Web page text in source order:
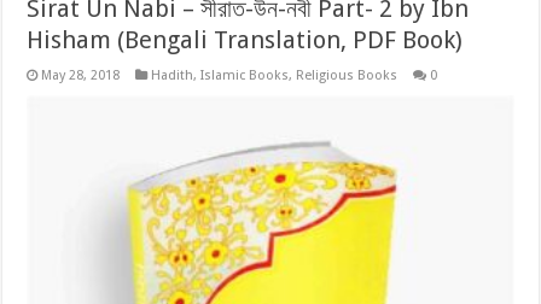
Sirat Un Nabi – সীরাত-উন-নবী Part- 2 by Ibn
Hisham (Bengali Translation, PDF Book)
May 28, 2018 Hadith,Islamic Books, Religious Books 0